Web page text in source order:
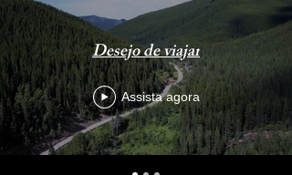
Desejo de viajar
Assista agora